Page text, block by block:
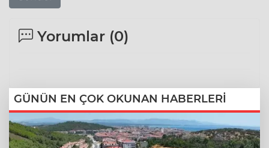
Yorumlar (0)
GÜNÜN EN ÇOK OKUNAN HABERLERİ